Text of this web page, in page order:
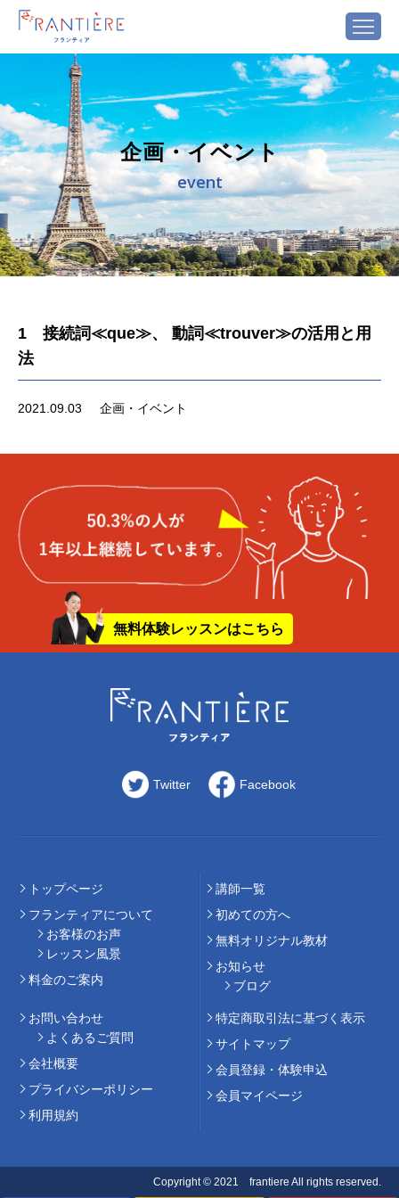
企画・イベント
event
1 接続詞≪que≫、 動詞≪trouver≫の活用と用
法
2021.09.03 企画・イベント
無料体験レッスンはこちら
Twitter Facebook
トップページ
フランティアについて
お客様のお声
レッスン風景
料⾦のご案内
講師⼀覧
初めての⽅へ
無料オリジナル教材
お知らせ
ブログ
お問い合わせ
よくあるご質問
会社概要
プライバシーポリシー
利用規約
特定商取引法に基づく表示
サイトマップ
会員登録・体験申込
会員マイページ
Copyright © 2021 frantiere All rights reserved.